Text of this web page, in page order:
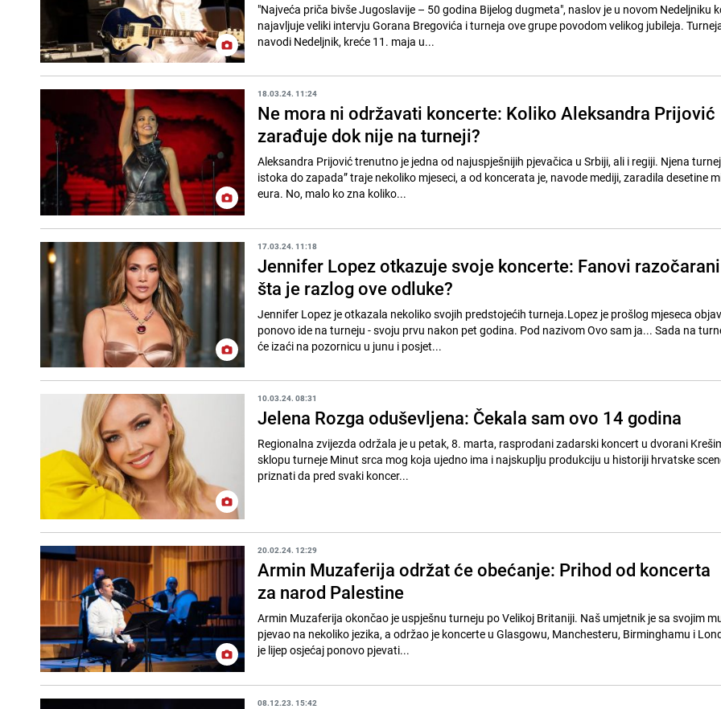
"Najveća priča bivše Jugoslavije – 50 godina Bijelog dugmeta", naslov je u novom Nedeljniku
najavljuje veliki intervju Gorana Bregovića i turneja ove grupe povodom velikog jubileja.
navodi Nedeljnik, kreće 11. maja u...
18.03.24. 11:24
Ne mora ni održavati koncerte: Koliko Aleksandra Prijović
zarađuje dok nije na turneji?
Aleksandra Prijović trenutno je jedna od najuspješnijih pjevačica u Srbiji, ali i regiji. Njena
istoka do zapada” traje nekoliko mjeseci, a od koncerata je, navode mediji, zaradila desetine
eura. No, malo ko zna koliko...
17.03.24. 11:18
Jennifer Lopez otkazuje svoje koncerte: Fanovi
šta je razlog ove odluke?
Jennifer Lopez je otkazala nekoliko svojih predstojećih turneja.Lopez je prošlog mjeseca
ponovo ide na turneju - svoju prvu nakon pet godina. Pod nazivom Ovo sam ja... Sada na
će izaći na pozornicu u junu i posjet...
10.03.24. 08:31
Jelena Rozga oduševljena: Čekala sam ovo 14 godina
Regionalna zvijezda održala je u petak, 8. marta, rasprodani zadarski koncert u dvorani
sklopu turneje Minut srca mog koja ujedno ima i najskuplju produkciju u historiji hrvatske
priznati da pred svaki koncer...
20.02.24. 12:29
Armin Muzaferija održat će obećanje: Prihod od koncerta
za narod Palestine
Armin Muzaferija okončao je uspješnu turneju po Velikoj Britaniji. Naš umjetnik je sa svojim
pjevao na nekoliko jezika, a održao je koncerte u Glasgowu, Manchesteru, Birminghamu i
je lijep osjećaj ponovo pjevati...
08.12.23. 15:42